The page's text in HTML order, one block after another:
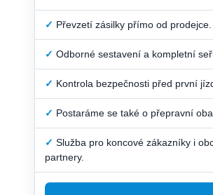
✓ Převzetí zásilky přímo od prodejce.
✓ Odborné sestavení a kompletní
✓ Kontrola bezpečnosti před první
✓ Postaráme se také o přepravní
✓ Služba pro koncové zákazníky i
partnery.